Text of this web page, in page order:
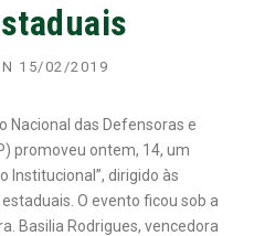
15/02/2019
Nacional das Defensoras e
promoveu ontem, 14, um
Institucional”, dirigido às
O evento ficou sob a
Basilia Rodrigues, vencedora